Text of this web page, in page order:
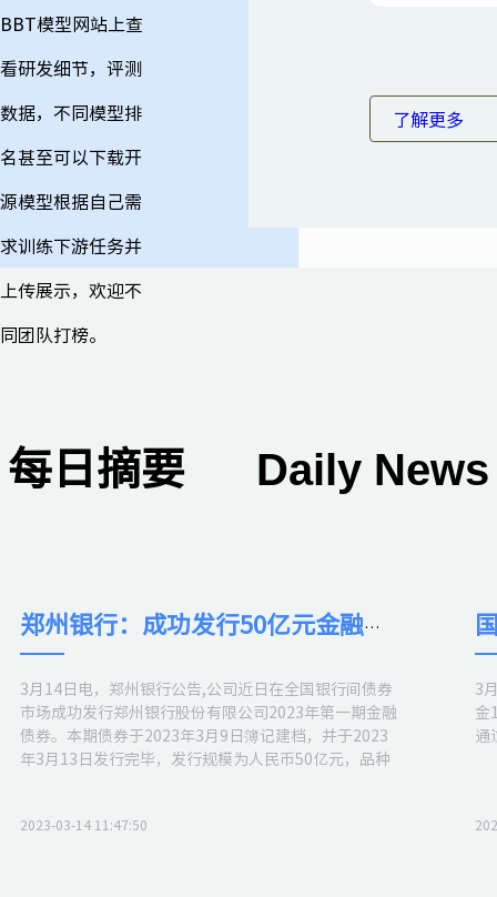
BBT模型网站上查
看研发细节，评测
数据，不同模型排
名甚至可以下载开
源模型根据自己需
求训练下游任务并
上传展示，欢迎不
同团队打榜。
了解更
每日摘要 Daily News
郑州银行：成功发行50亿元金融债券
3月14日电，郑州银行公告,公司近日在全国银行间债券
市场成功发行郑州银行股份有限公司2023年第一期金融
债券。本期债券于2023年3月9日簿记建档，并于2023
年3月13日发行完毕，发行规模为人民币50亿元，品种
2023-03-14 11:47:50
3
金
通